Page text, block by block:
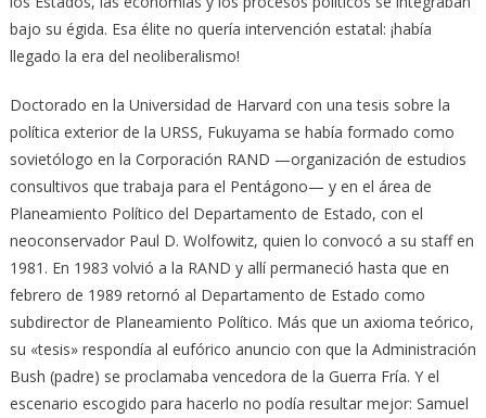
bajo su égida. Esa élite no quería intervención estatal: ¡había
llegado la era del neoliberalismo!
Doctorado en la Universidad de Harvard con una tesis sobre la
política exterior de la URSS, Fukuyama se había formado como
sovietólogo en la Corporación RAND —organización de estudios
consultivos que trabaja para el Pentágono— y en el área de
Planeamiento Político del Departamento de Estado, con el
neoconservador Paul D. Wolfowitz, quien lo convocó a su staff en
1981. En 1983 volvió a la RAND y allí permaneció hasta que en
febrero de 1989 retornó al Departamento de Estado como
subdirector de Planeamiento Político. Más que un axioma teórico,
su «tesis» respondía al eufórico anuncio con que la Administración
Bush (padre) se proclamaba vencedora de la Guerra Fría. Y el
escenario escogido para hacerlo no podía resultar mejor: Samuel